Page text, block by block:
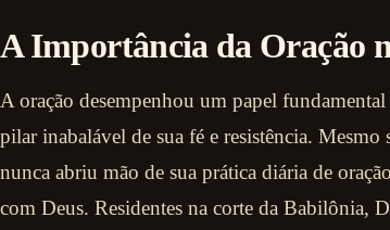
A Importância da Oração
A oração desempenhou um papel
pilar inabalável de sua fé e resistência. Mesmo
nunca abriu mão de sua prática diária de
com Deus. Residentes na corte da Babilônia,